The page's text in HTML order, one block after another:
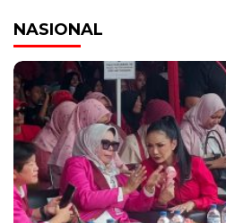
NASIONAL